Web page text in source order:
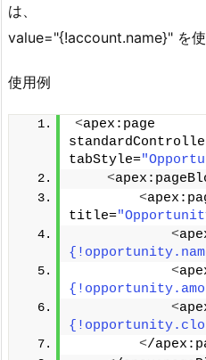
は、
value="{!account.name}" を使
使用例
<apex:page
tabStyle=
<
<
title=
<
<
<
</